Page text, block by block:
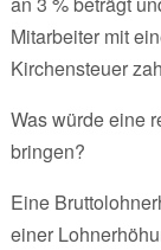
Mitarbeiter mit
Kirchensteuer
Was würde eine
bringen?
Eine
einer